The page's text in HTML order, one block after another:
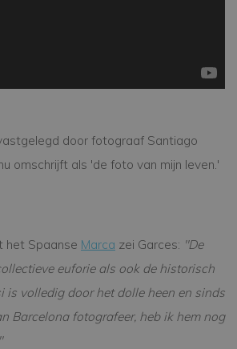
door fotograaf Santiago
omschrijft als 'de foto van mijn leven.'
het Spaanse Marca zei Garces: "De
euforie als ook de historisch
is volledig door het dolle heen en sinds
Barcelona fotografeer, heb ik hem nog